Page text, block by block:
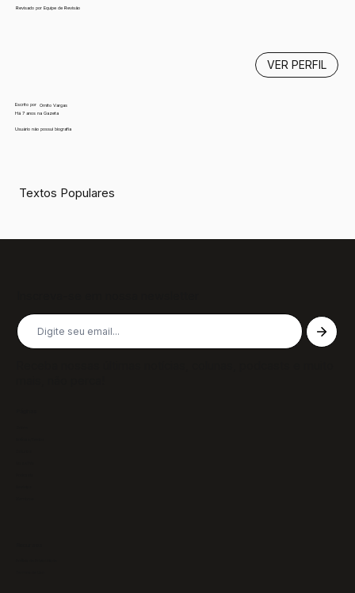
Revisado por Equipe de Revisão
Escrito por
Ornito Vargas
Há 7 anos na Gazeta
Usuário não possui biografia
VER PERFIL
Textos Populares